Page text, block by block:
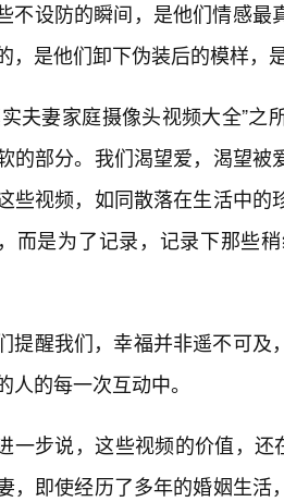
不设防的瞬间，是他们情感最
，是他们卸下伪装后的模样，
实夫妻家庭摄像头视频大全”
的部分。我们渴望爱，渴望
些视频，如同散落在生活中
而是为了记录，记录下那些
提醒我们，幸福并非遥不可
人的每一次互动中。
一步说，这些视频的价值，还
，即使经历了多年的婚姻生